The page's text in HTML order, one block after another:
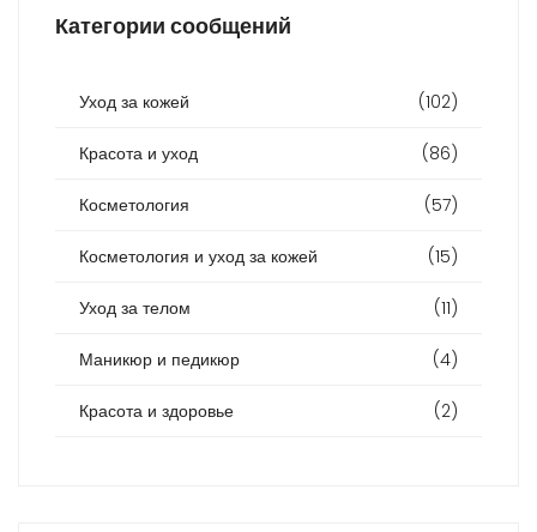
Категории сообщений
Уход за кожей (102)
Красота и уход (86)
Косметология (57)
Косметология и уход за кожей (15)
Уход за телом (11)
Маникюр и педикюр (4)
Красота и здоровье (2)